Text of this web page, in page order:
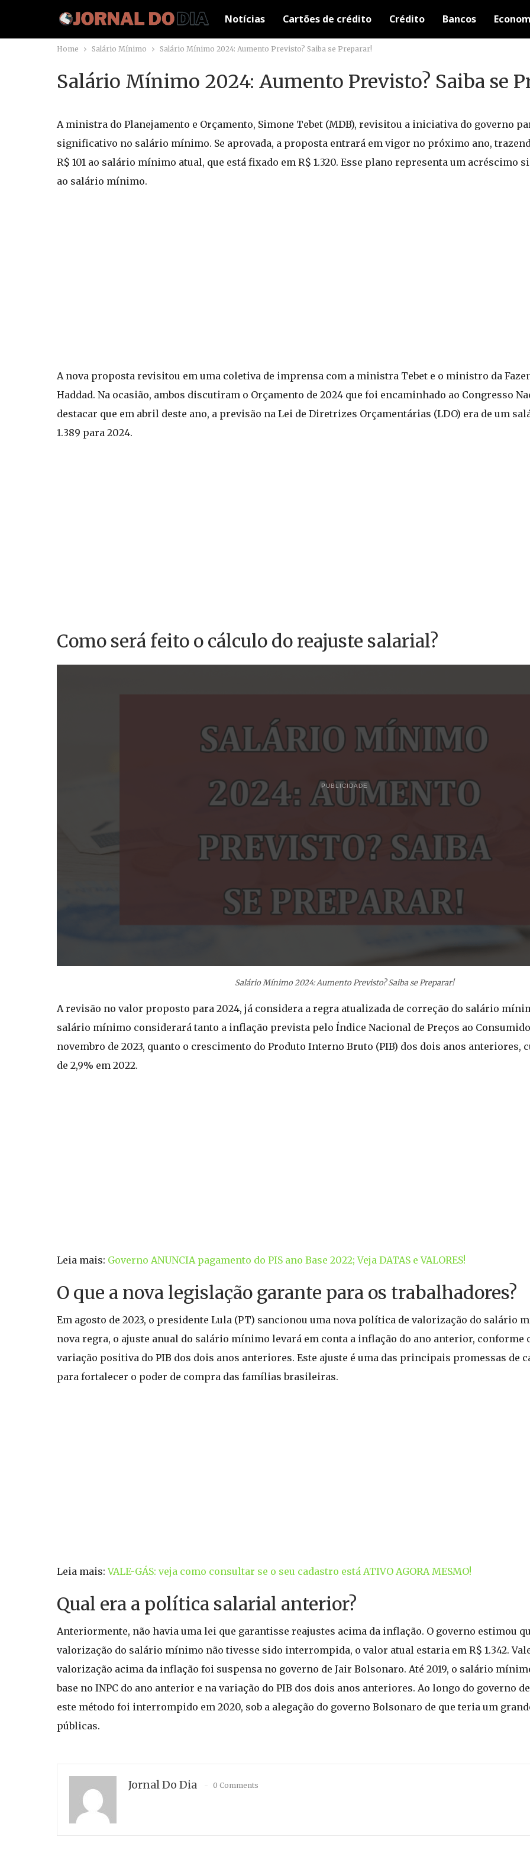
Notícias Cartões de crédito Crédito Bancos
Home Salário Mínimo Salário Mínimo 2024: Aumento Previsto? Saiba se Preparar!
Salário Mínimo 2024: Aumento Previsto? Saiba se
A ministra do Planejamento e Orçamento, Simone Tebet (MDB), revisitou a iniciativa do governo
significativo no salário mínimo. Se aprovada, a proposta entrará em vigor no próximo ano,
R$ 101 ao salário mínimo atual, que está fixado em R$ 1.320. Esse plano representa um acréscimo
ao salário mínimo.
A nova proposta revisitou em uma coletiva de imprensa com a ministra Tebet e o ministro da
Haddad. Na ocasião, ambos discutiram o Orçamento de 2024 que foi encaminhado ao Congresso
destacar que em abril deste ano, a previsão na Lei de Diretrizes Orçamentárias (LDO) era de um
1.389 para 2024.
Como será feito o cálculo do reajuste salarial?
PUBLICIDADE
Salário Mínimo 2024: Aumento Previsto? Saiba se Preparar!
A revisão no valor proposto para 2024, já considera a regra atualizada de correção do salário
salário mínimo considerará tanto a inflação prevista pelo Índice Nacional de Preços ao
novembro de 2023, quanto o crescimento do Produto Interno Bruto (PIB) dos dois anos anteriores,
de 2,9% em 2022.
Leia mais: Governo ANUNCIA pagamento do PIS ano Base 2022; Veja DATAS e VALORES!
O que a nova legislação garante para os trabalhadores?
Em agosto de 2023, o presidente Lula (PT) sancionou uma nova política de valorização do salário
nova regra, o ajuste anual do salário mínimo levará em conta a inflação do ano anterior, conforme
variação positiva do PIB dos dois anos anteriores. Este ajuste é uma das principais promessas de
para fortalecer o poder de compra das famílias brasileiras.
Leia mais:VALE-GÁS: veja como consultar se o seu cadastro está ATIVO AGORA MESMO!
Qual era a política salarial anterior?
Anteriormente, não havia uma lei que garantisse reajustes acima da inflação. O governo estimou
valorização do salário mínimo não tivesse sido interrompida, o valor atual estaria em R$ 1.342.
valorização acima da inflação foi suspensa no governo de Jair Bolsonaro. Até 2019, o salário
base no INPC do ano anterior e na variação do PIB dos dois anos anteriores. Ao longo do governo
este método foi interrompido em 2020, sob a alegação do governo Bolsonaro de que teria um
públicas.
Jornal Do Dia 0 Comments